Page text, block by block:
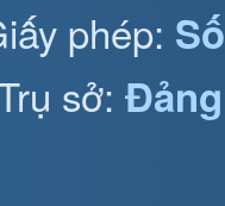
phép:
sở: